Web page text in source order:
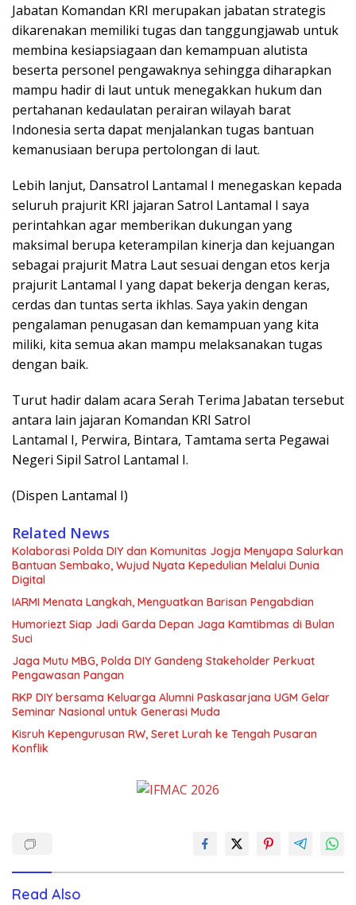
Jabatan Komandan KRI merupakan jabatan strategis
dikarenakan memiliki tugas dan tanggungjawab untuk
membina kesiapsiagaan dan kemampuan alutista
beserta personel pengawaknya sehingga diharapkan
mampu hadir di laut untuk menegakkan hukum dan
pertahanan kedaulatan perairan wilayah barat
Indonesia serta dapat menjalankan tugas bantuan
kemanusiaan berupa pertolongan di laut.
Lebih lanjut, Dansatrol Lantamal I menegaskan kepada
seluruh prajurit KRI jajaran Satrol Lantamal I saya
perintahkan agar memberikan dukungan yang
maksimal berupa keterampilan kinerja dan kejuangan
sebagai prajurit Matra Laut sesuai dengan etos kerja
prajurit Lantamal I yang dapat bekerja dengan keras,
cerdas dan tuntas serta ikhlas. Saya yakin dengan
pengalaman penugasan dan kemampuan yang kita
miliki, kita semua akan mampu melaksanakan tugas
dengan baik.
Turut hadir dalam acara Serah Terima Jabatan tersebut
antara lain jajaran Komandan KRI Satrol
Lantamal I, Perwira, Bintara, Tamtama serta Pegawai
Negeri Sipil Satrol Lantamal I.
(Dispen Lantamal I)
Related News
Kolaborasi Polda DIY dan Komunitas Jogja Menyapa Salurkan
Bantuan Sembako, Wujud Nyata Kepedulian Melalui Dunia
Digital
IARMI Menata Langkah, Menguatkan Barisan Pengabdian
Humoriezt Siap Jadi Garda Depan Jaga Kamtibmas di Bulan
Suci
Jaga Mutu MBG, Polda DIY Gandeng Stakeholder Perkuat
Pengawasan Pangan
RKP DIY bersama Keluarga Alumni Paskasarjana UGM Gelar
Seminar Nasional untuk Generasi Muda
Kisruh Kepengurusan RW, Seret Lurah ke Tengah Pusaran
Konflik
Read Also